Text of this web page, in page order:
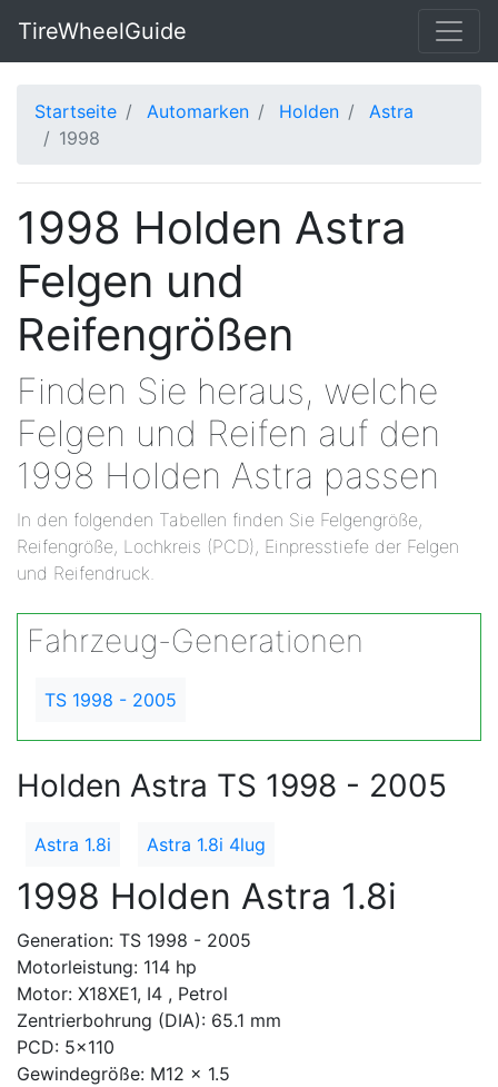
TireWheelGuide
Startseite Automarken Holden
Astra
1998
1998 Holden Astra
Felgen und
Reifengrößen
Finden Sie heraus, welche
Felgen und Reifen auf den
1998 Holden Astra passen
In den folgenden Tabellen finden Sie Felgengröße,
Reifengröße, Lochkreis (PCD), Einpresstiefe der Felgen
und Reifendruck.
Fahrzeug-Generationen
TS 1998 - 2005
Holden Astra TS 1998 - 2005
Astra 1.8i Astra 1.8i 4lug
1998 Holden Astra 1.8i
Generation: TS 1998 - 2005
Motorleistung: 114 hp
Motor: X18XE1, I4 , Petrol
Zentrierbohrung (DIA): 65.1 mm
PCD: 5x110
Gewindegröße: M12 x 1.5